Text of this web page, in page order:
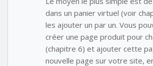
dans un panier virtuel (voir
les ajouter un par un. Vous
créer une page produit pour
(chapitre 6) et ajouter cette
nouvelle page sur votre site,